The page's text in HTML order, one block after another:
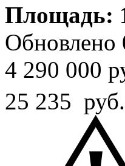
Площадь:
4 290 000
25 235